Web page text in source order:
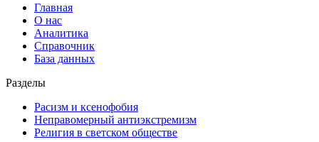
Главная
О нас
Аналитика
Справочник
База данных
Разделы
Расизм и ксенофобия
Неправомерный антиэкстремизм
Религия в светском обществе